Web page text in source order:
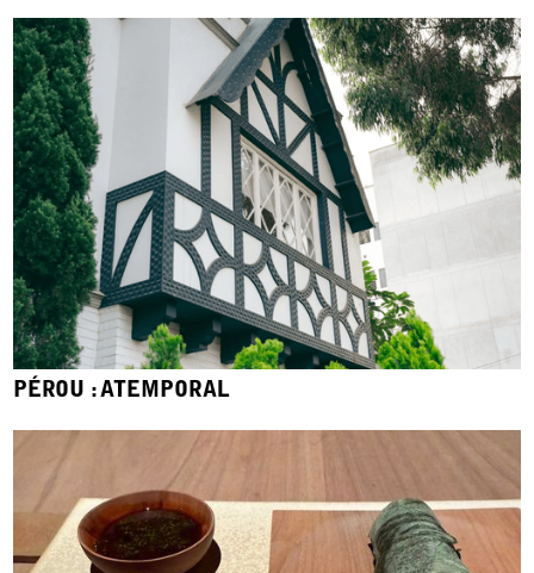
PÉROU : ATEMPORAL